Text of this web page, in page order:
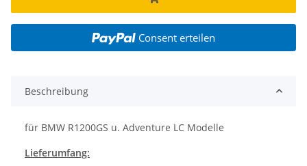
Consent erteilen
Beschreibung
für BMW R1200GS u. Adventure LC Modelle
Lieferumfang: